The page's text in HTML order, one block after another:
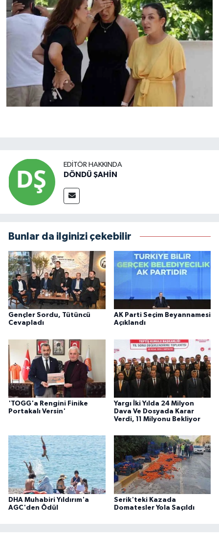
EDITÖR HAKKINDA
DÖNDÜ ŞAHİN
Bunlar da ilginizi çekebilir
Gençler Sordu, Tütüncü
Cevapladı
AK Parti Seçim Beyannamesi
Açıklandı
'TOGG'a Rengini Finike
Portakalı Versin'
Yargı İki Yılda 24 Milyon
Dava Ve Dosyada Karar
Verdi, 11 Milyonu Bekliyor
DHA Muhabiri Yıldırım'a
AGC'den Ödül
Serik'teki Kazada
Domatesler Yola Saçıldı